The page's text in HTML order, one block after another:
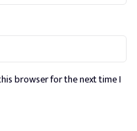
browser for the next time I